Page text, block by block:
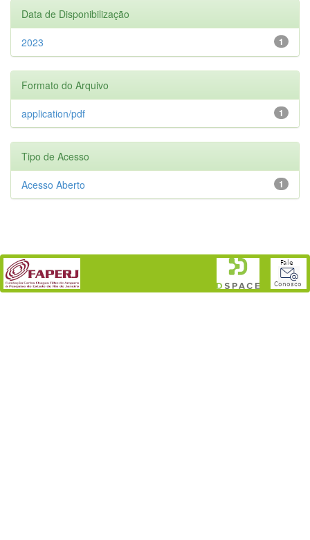
Data de Disponibilização
1
2023
Formato do Arquivo
1
application/pdf
Tipo de Acesso
1
Acesso Aberto